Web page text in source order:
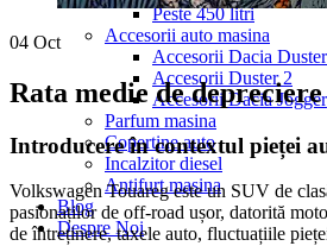
Peste 450 litri
Accesorii auto masina
Accesorii Dacia
Accesorii Duster 2
Accesorii Dacia Jogger
Parfum masina
Copertine auto
Incalzitor diesel
Antifurt masina
Blog
Despre Noi
04 Oct
Rata medie de
Introducere în contextul pieței
Volkswagen Touareg este un SUV de
pasionaților de off-road ușor, datorită
de întreținere, taxele auto, fluctuațiile